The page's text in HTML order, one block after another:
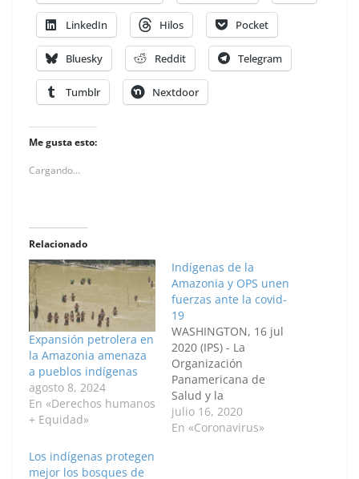
LinkedIn Hilos Pocket
Bluesky Reddit Telegram
Tumblr Nextdoor
Me gusta esto:
Cargando...
Relacionado
Expansión petrolera en
la Amazonia amenaza
a pueblos indígenas
agosto 8, 2024
En «Derechos humanos
+ Equidad»
Indígenas de la
Amazonia y OPS unen
fuerzas ante la covid-
19
WASHINGTON, 16 jul
2020 (IPS) - La
Organización
Panamericana de
Salud y la
Coordinadora de las
Organizaciones
julio 16, 2020
En «Coronavirus»
Los indígenas protegen
mejor los bosques de